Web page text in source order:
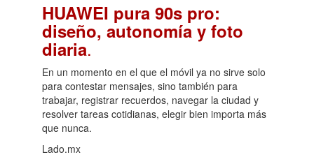
HUAWEI pura 90s pro:
diseño, autonomía y foto
diaria.
En un momento en el que el móvil ya no sirve solo
para contestar mensajes, sino también para
trabajar, registrar recuerdos, navegar la ciudad y
resolver tareas cotidianas, elegir bien importa más
que nunca.
Lado.mx